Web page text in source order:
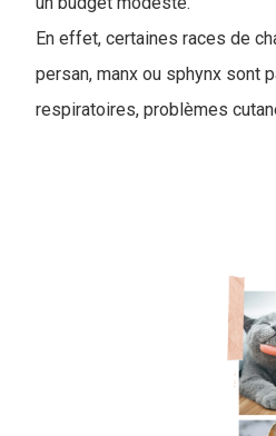
En effet, certaines races de
persan, manx ou sphynx sont
respiratoires, problèmes